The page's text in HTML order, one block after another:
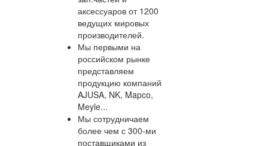
аксессуаров от 1200
ведущих мировых
производителей.
Мы первыми на
российском рынке
представляем
продукцию компаний
AJUSA, NK, Mapco,
Meyle...
Мы сотрудничаем
более чем с 300-ми
поставщиками из